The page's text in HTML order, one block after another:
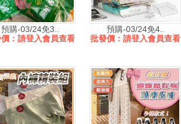
預購-03/24免3..
：請登入會員查看
預購-03/24免4..
批發價：請登入會員查看